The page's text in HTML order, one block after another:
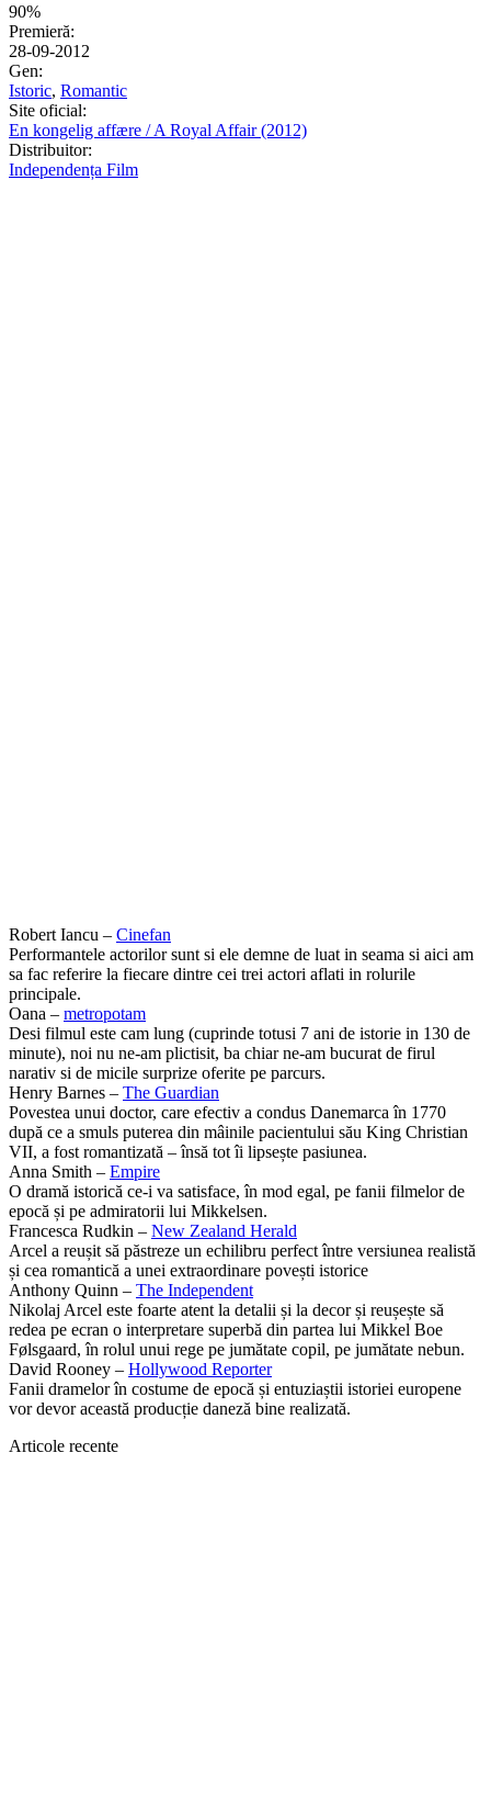
90%
Premieră:
28-09-2012
Gen:
Istoric, Romantic
Site oficial:
En kongelig affære / A Royal Affair (2012)
Distribuitor:
Independența Film
Robert Iancu – Cinefan
Performantele actorilor sunt si ele demne de luat in seama si aici am
sa fac referire la fiecare dintre cei trei actori aflati in rolurile
principale.
Oana – metropotam
Desi filmul este cam lung (cuprinde totusi 7 ani de istorie in 130 de
minute), noi nu ne-am plictisit, ba chiar ne-am bucurat de firul
narativ si de micile surprize oferite pe parcurs.
Henry Barnes – The Guardian
Povestea unui doctor, care efectiv a condus Danemarca în 1770
după ce a smuls puterea din mâinile pacientului său King Christian
VII, a fost romantizată – însă tot îi lipsește pasiunea.
Anna Smith – Empire
O dramă istorică ce-i va satisface, în mod egal, pe fanii filmelor de
epocă și pe admiratorii lui Mikkelsen.
Francesca Rudkin – New Zealand Herald
Arcel a reușit să păstreze un echilibru perfect între versiunea realistă
și cea romantică a unei extraordinare povești istorice
Anthony Quinn – The Independent
Nikolaj Arcel este foarte atent la detalii și la decor și reușește să
redea pe ecran o interpretare superbă din partea lui Mikkel Boe
Følsgaard, în rolul unui rege pe jumătate copil, pe jumătate nebun.
David Rooney – Hollywood Reporter
Fanii dramelor în costume de epocă și entuziaștii istoriei europene
vor devor această producție daneză bine realizată.
Articole recente